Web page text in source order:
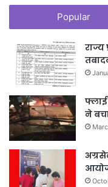
Popular
राज्य
ने